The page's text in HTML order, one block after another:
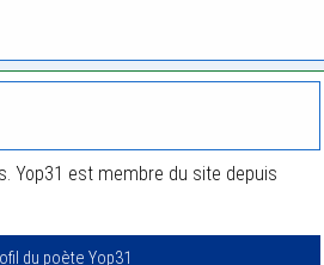
Yop31 est membre du site depuis
du poète Yop31